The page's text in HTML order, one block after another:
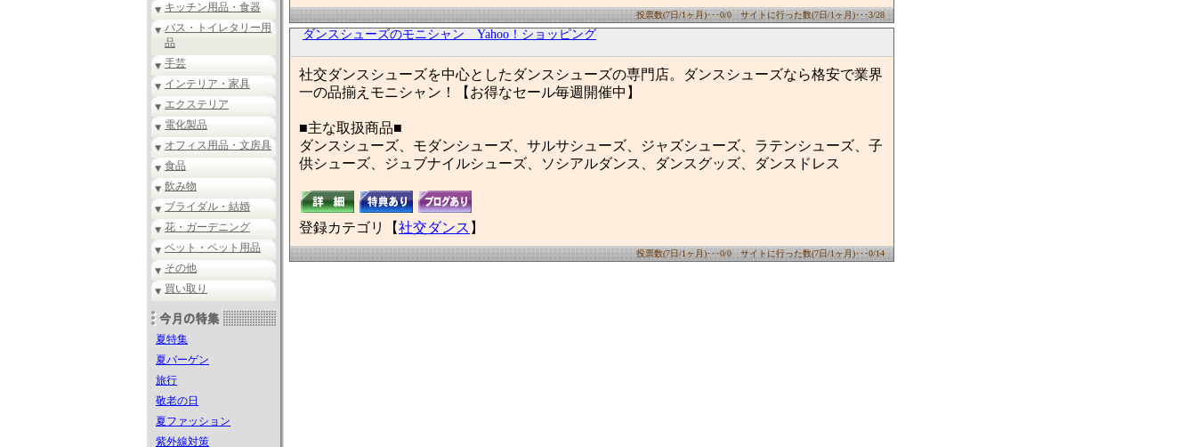
キッチン用品・食器
バス・トイレタリー用
品
手芸
インテリア・家具
エクステリア
電化製品
オフィス用品・文房具
食品
飲み物
ブライダル・結婚
花・ガーデニング
ペット・ペット用品
その他
買い取り
夏特集
夏バーゲン
旅行
敬老の日
夏ファッション
紫外線対策
投票数(7日/1ヶ月)･･･0/0 サイトに行った数(7日/1ヶ月)･･･3/28
ダンスシューズのモニシャン Yahoo！ショッピング
社交ダンスシューズを中心としたダンスシューズの専門店。ダンスシューズなら格安で業界
一の品揃えモニシャン！【お得なセール毎週開催中】
■主な取扱商品■
ダンスシューズ、モダンシューズ、サルサシューズ、ジャズシューズ、ラテンシューズ、子
供シューズ、ジュブナイルシューズ、ソシアルダンス、ダンスグッズ、ダンスドレス
登録カテゴリ【社交ダンス 】
投票数(7日/1ヶ月)･･･0/0 サイトに行った数(7日/1ヶ月)･･･0/14